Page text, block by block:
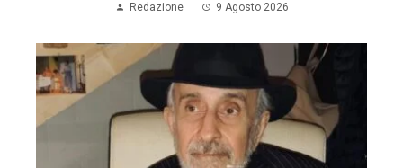
Redazione 9 Agosto 2026